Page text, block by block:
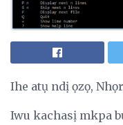
Ihe atụ ndị ọzọ,
Iwu kachasị mkpa